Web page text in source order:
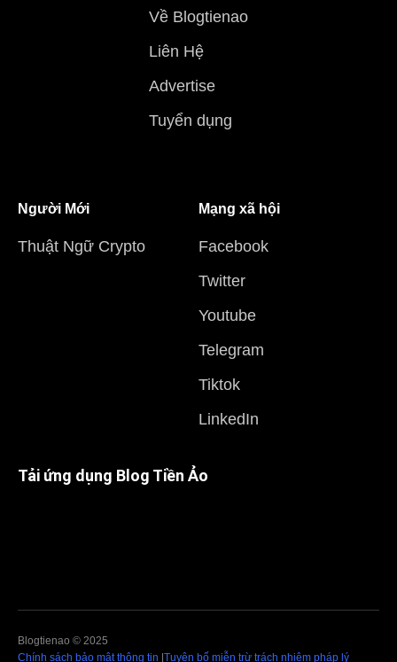
Về Blogtienao
Liên Hệ
Advertise
Tuyển dụng
Người Mới
Thuật Ngữ Crypto
Mạng xã hội
Facebook
Twitter
Youtube
Telegram
Tiktok
LinkedIn
Tải ứng dụng Blog Tiền Ảo
Blogtienao © 2025
Chính sách bảo mật thông tin |Tuyên bố miễn trừ trách nhiệm pháp lý